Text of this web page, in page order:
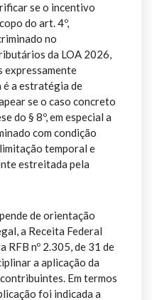
se o incentivo
do art. 4º,
no
da LOA 2026,
expressamente
é a estratégia de
se o caso concreto
do § 8º, em especial a
com condição
temporal e
estreitada pela
de orientação
a Receita Federal
nº 2.305, de 31 de
a aplicação da
Em termos
foi indicada a